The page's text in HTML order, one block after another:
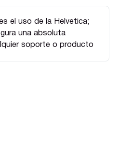
el uso de la Helvetica;
una absoluta
soporte o producto